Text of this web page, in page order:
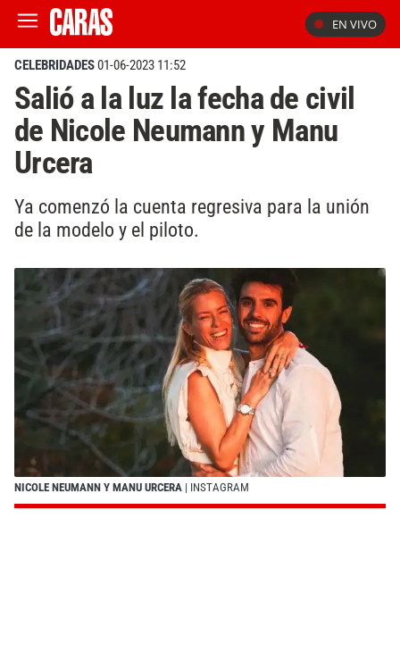
EN VIVO
CELEBRIDADES01-06-2023 11:52
Salió a la luz la fecha de civil
de Nicole Neumann y Manu
Urcera
Ya comenzó la cuenta regresiva para la unión
de la modelo y el piloto.
NICOLE NEUMANN Y MANU URCERA | INSTAGRAM